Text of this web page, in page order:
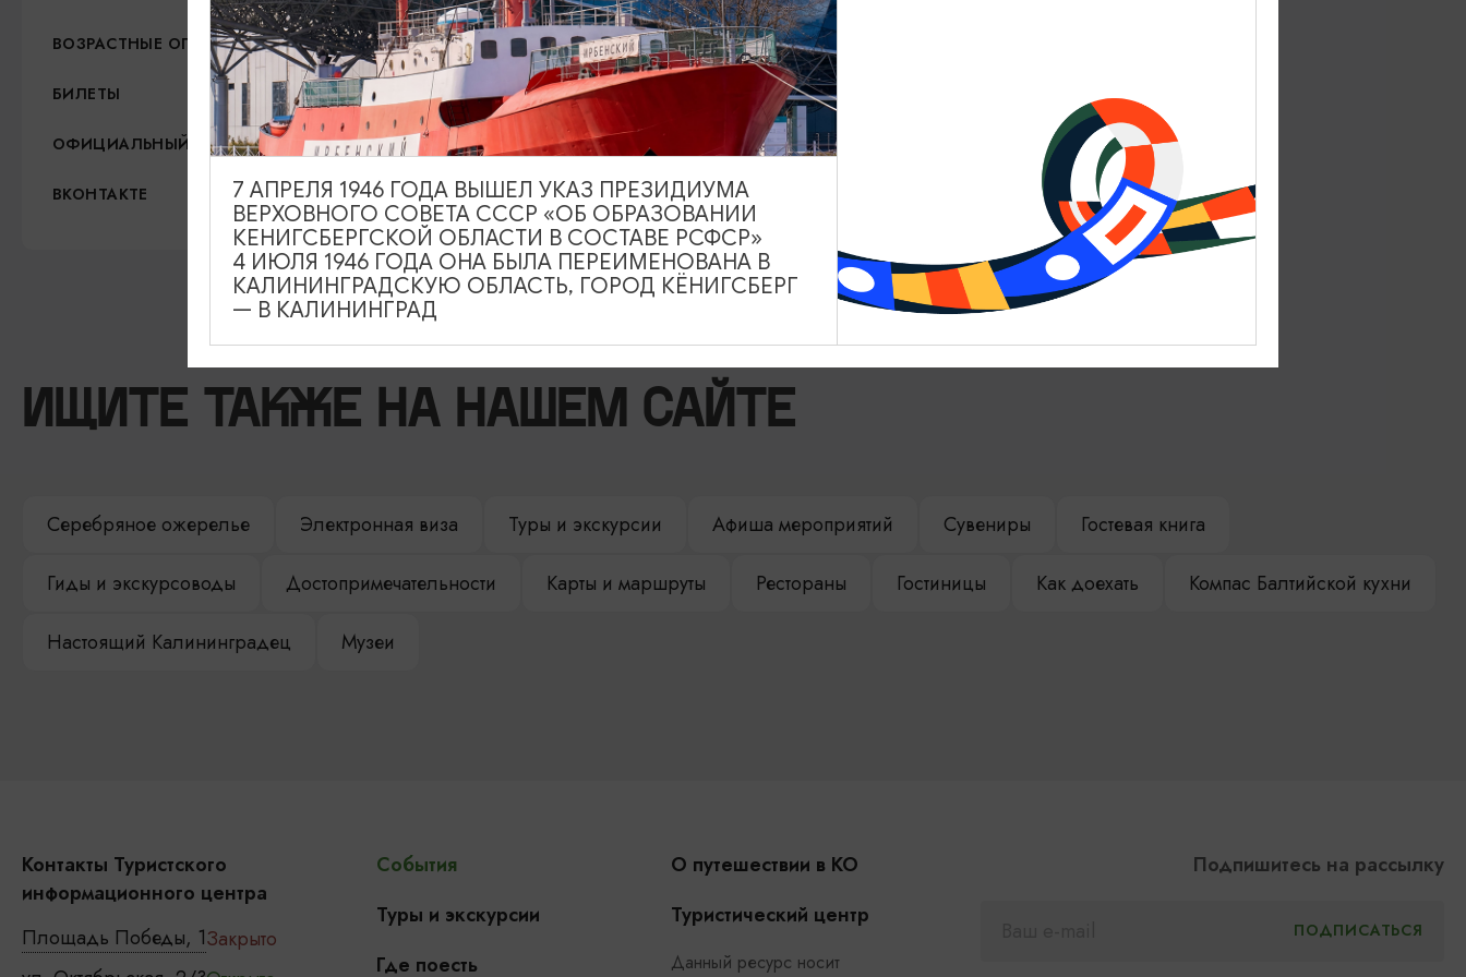
ВОЗРАСТНЫЕ ОГРАНИЧЕНИЯ12+
БИЛЕТЫ 200-2200 рублей
ОФИЦИАЛЬНЫЙ САЙТ https://dramteatr39.ru/
ВКОНТАКТЕ https://vk.com/dramteatr39
ИЩИТЕ ТАКЖЕ НА НАШЕМ САЙТЕ
Серебряное ожерелье Электронная виза Туры и экскурсии Афиша мероприятий Сувениры Гостевая книга
Гиды и экскурсоводы Достопримечательности Карты и маршруты Рестораны Гостиницы Как доехать Компас Балтийской кухни
Настоящий Калининградец Музеи
Контакты Туристского
информационного центра
Площадь Победы, 1Закрыто
События
Туры и экскурсии
Где поесть
О путешествии в КО
Туристический центр
Данный ресурс носит
Подпишитесь на рассылку
7 АПРЕЛЯ 1946 ГОДА ВЫШЕЛ УКАЗ ПРЕЗИДИУМА
ВЕРХОВНОГО СОВЕТА СССР «ОБ ОБРАЗОВАНИИ
КЕНИГСБЕРГСКОЙ ОБЛАСТИ В СОСТАВЕ РСФСР»
4 ИЮЛЯ 1946 ГОДА ОНА БЫЛА ПЕРЕИМЕНОВАНА В
КАЛИНИНГРАДСКУЮ ОБЛАСТЬ, ГОРОД КЁНИГСБЕРГ
— В КАЛИНИНГРАД